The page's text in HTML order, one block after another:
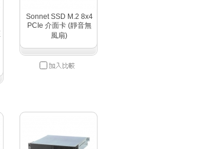
Sonnet SSD M.2 8x4
PCIe 介面卡 (靜音無
風扇)